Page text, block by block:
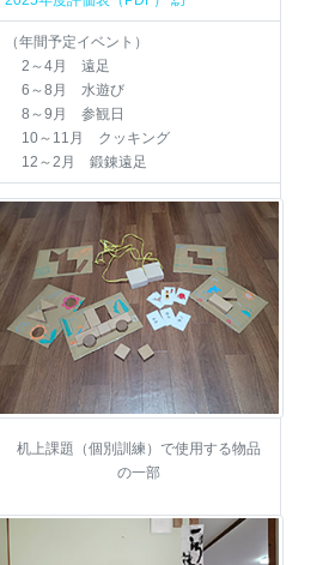
（年間予定イベント）
2～4月 遠足
6～8月 水遊び
8～9月 参観日
10～11月 クッキング
12～2月 鍛錬遠足
机上課題（個別訓練）で使用する物品
の一部